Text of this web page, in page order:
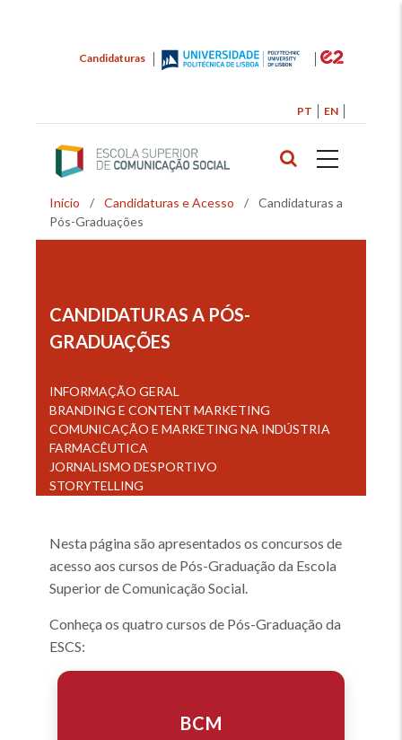
principal
Candidaturas
PT EN
Navegação
estrutural
Início / Candidaturas e Acesso /
Candidaturas a
Pós-Graduações
CANDIDATURAS A PÓS-
GRADUAÇÕES
INFORMAÇÃO GERAL
BRANDING E CONTENT MARKETING
COMUNICAÇÃO E MARKETING NA INDÚSTRIA
FARMACÊUTICA
JORNALISMO DESPORTIVO
STORYTELLING
Nesta página são apresentados os concursos de
acesso aos cursos de Pós-Graduação da Escola
Superior de Comunicação Social.
Conheça os quatro cursos de Pós-Graduação da
ESCS:
BCM